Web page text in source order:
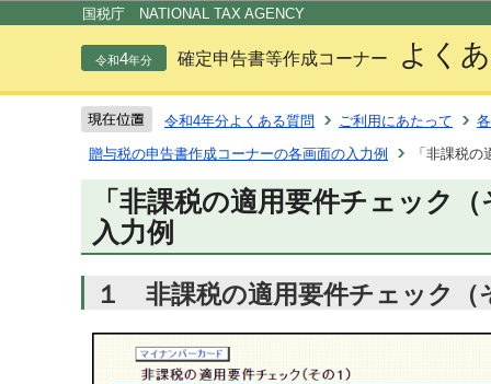
国税庁 NATIONAL TAX AGENCY
令和4年分 確定申告書等作成コーナー よく
令和4年分よくある質問 ご利用にあたって
贈与税の申告書作成コーナーの各画面の入力例
「非課税
「非課税の適用要件チェック
入力例
１ 非課税の適用要件チェック（